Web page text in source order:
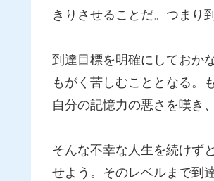
きりさせることだ。つまり
到達目標を明確にしておか
もがく苦しむこととなる。
自分の記憶力の悪さを嘆き
そんな不幸な人生を続けず
せよう。そのレベルまで到